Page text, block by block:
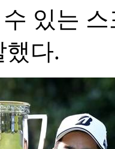
있는
다.